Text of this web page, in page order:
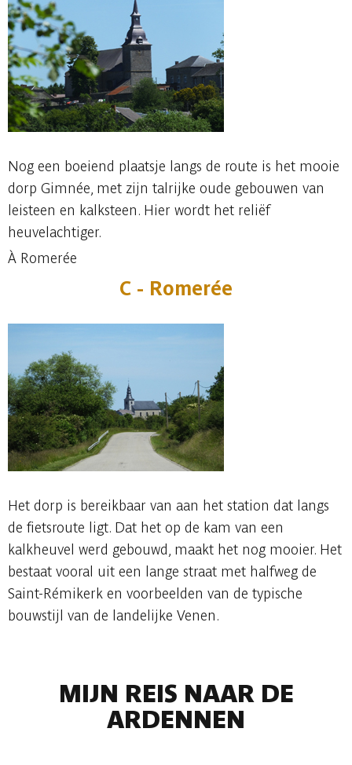
Nog een boeiend plaatsje langs de route is het mooie
dorp Gimnée, met zijn talrijke oude gebouwen van
leisteen en kalksteen. Hier wordt het reliëf
heuvelachtiger.
À Romerée
C - Romerée
Het dorp is bereikbaar van aan het station dat langs
de fietsroute ligt. Dat het op de kam van een
kalkheuvel werd gebouwd, maakt het nog mooier. Het
bestaat vooral uit een lange straat met halfweg de
Saint-Rémikerk en voorbeelden van de typische
bouwstijl van de landelijke Venen.
MIJN REIS NAAR DE
ARDENNEN